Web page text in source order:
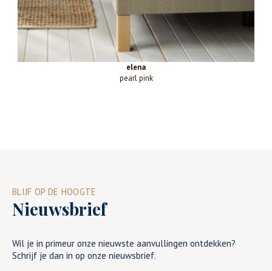
elena
pearl pink
BLIJF OP DE HOOGTE
Nieuwsbrief
Wil je in primeur onze nieuwste aanvullingen ontdekken?
Schrijf je dan in op onze nieuwsbrief.